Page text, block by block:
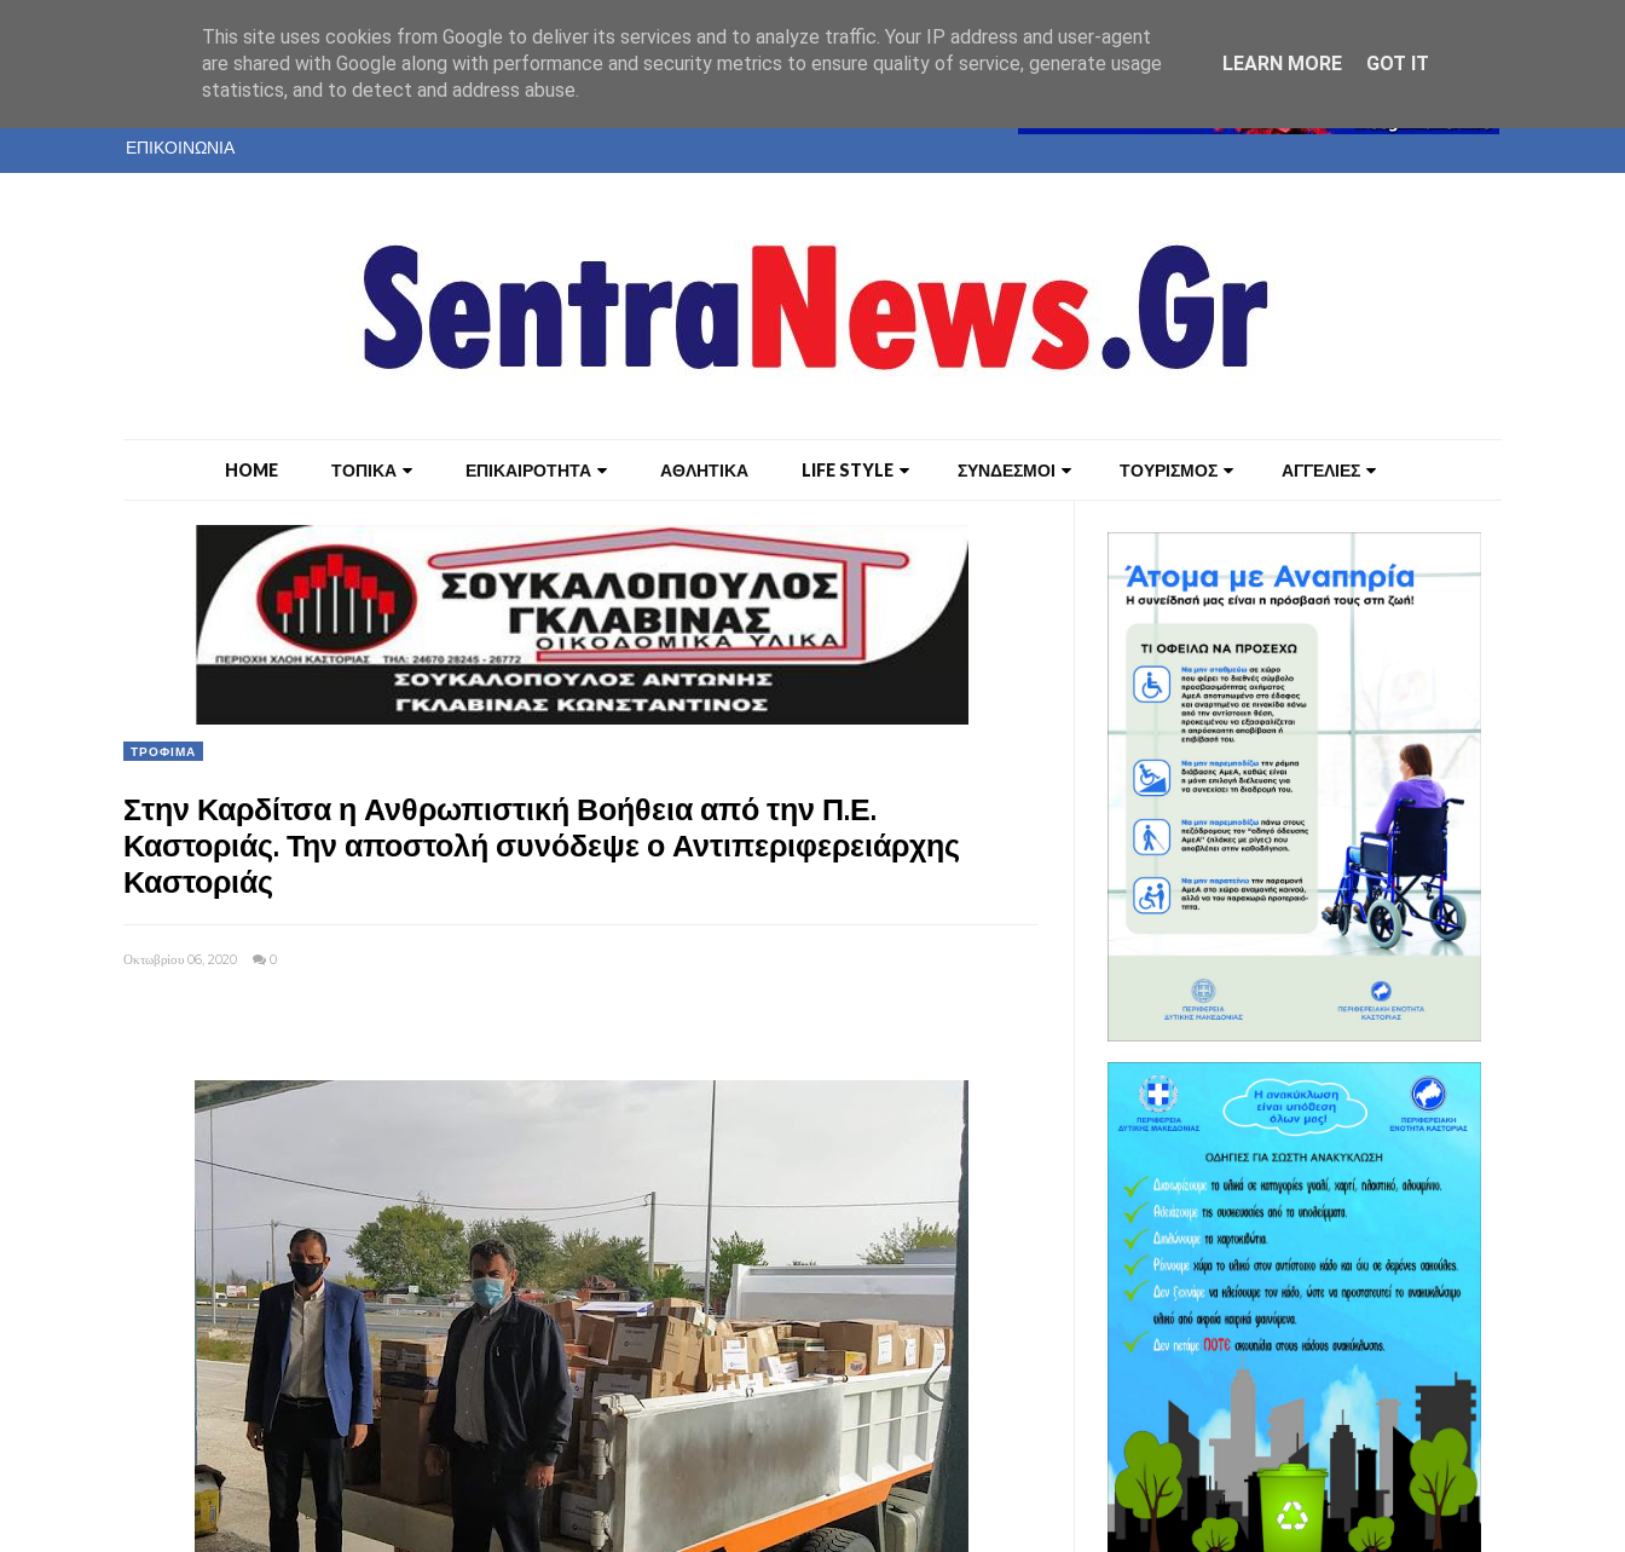
ΤΑΥΤΟΤΗΤΑ
ΕΝΤΥΠΗ ΕΚΔΟΣΗ
ΕΠΙΚΟΙΝΩΝΙΑ
HOME ΤΟΠΙΚΑ ΕΠΙΚΑΙΡΟΤΗΤΑ ΑΘΛΗΤΙΚΑ LIFE STYLE ΣΥΝΔΕΣΜΟΙ ΤΟΥΡΙΣΜΟΣ ΑΓΓΕΛΙΕΣ
ΤΡΟΦΙΜΑ
Στην Καρδίτσα η Ανθρωπιστική Βοήθεια από την Π.Ε.
Καστοριάς. Την αποστολή συνόδεψε ο Αντιπεριφερειάρχης
Καστοριάς
Οκτωβρίου 06, 2020 0
This site uses cookies from Google to deliver its services and to analyze traffic. Your IP address and user-agent
are shared with Google along with performance and security metrics to ensure quality of service, generate usage
statistics, and to detect and address abuse.
LEARN MORE GOT IT